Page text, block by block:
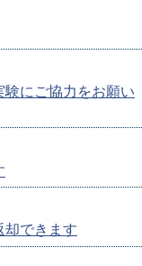
にご協力をお願い
却できます